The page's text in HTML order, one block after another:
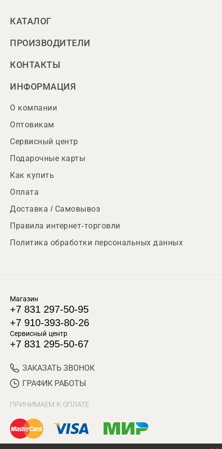
КАТАЛОГ
ПРОИЗВОДИТЕЛИ
КОНТАКТЫ
ИНФОРМАЦИЯ
О компании
Оптовикам
Сервисный центр
Подарочные карты
Как купить
Оплата
Доставка / Самовывоз
Правила интернет-торговли
Политика обработки персональных данных
Магазин
+7 831 297-50-95
+7 910-393-80-26
Сервисный центр
+7 831 295-50-67
ЗАКАЗАТЬ ЗВОНОК
ГРАФИК РАБОТЫ
ПРИНИМАЕМ К ОПЛАТЕ